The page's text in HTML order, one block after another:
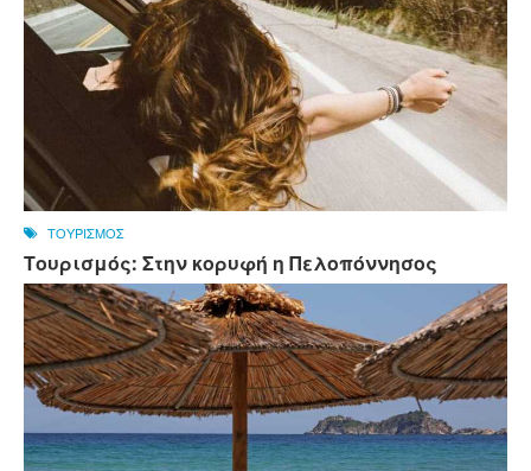
ΤΟΥΡΙΣΜΟΣ
Τουρισμός: Στην κορυφή η Πελοπόννησος